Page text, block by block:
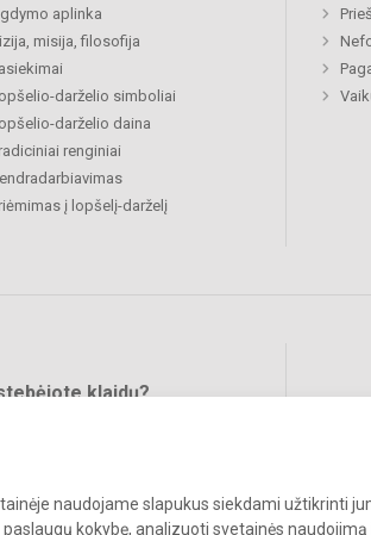
naudojame slapukus siekdami užtikrinti
kokybę, analizuoti svetainės naudojimą
aplinka
misija, filosofija
darželio simboliai
darželio daina
renginiai
į lopšelį-darželį
klaidų?